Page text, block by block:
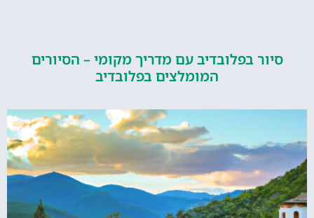
בפלובדיב עם מדריך מקומי – הסיורים
המומלצים בפלובדיב